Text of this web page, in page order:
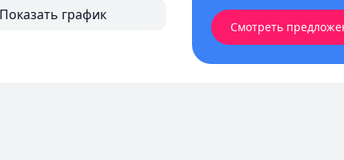
Показать график
Смотреть